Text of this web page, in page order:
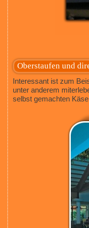
Oberstaufen und
Interessant ist zum
unter anderem
selbst gemachten